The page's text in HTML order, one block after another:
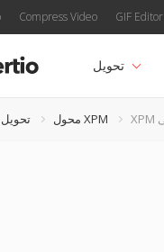
Compress Video GIF Editor
تحويل
محول XPM